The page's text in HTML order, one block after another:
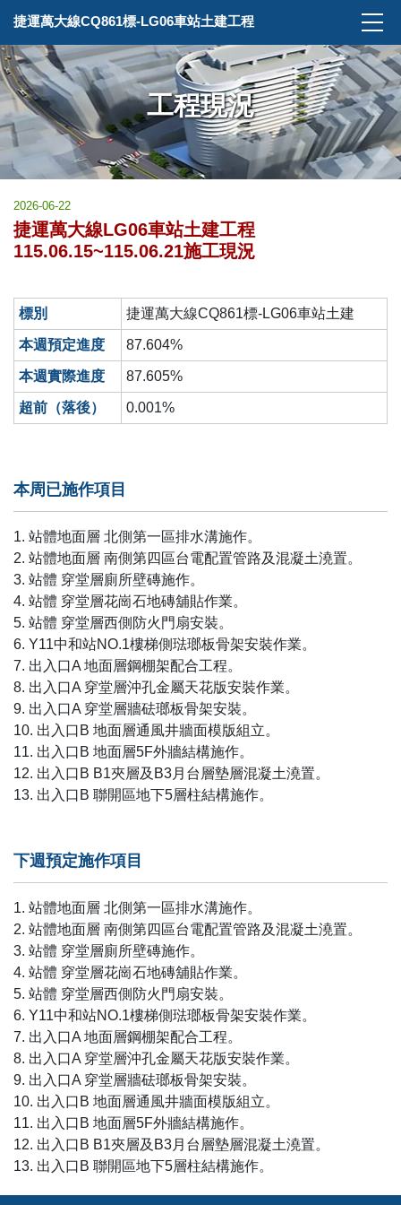
捷運萬大線CQ861標-LG06車站土建工程
工程現況
2026-06-22
捷運萬大線LG06車站土建工程
115.06.15~115.06.21施工現況
標別 捷運萬大線CQ861標-LG06車站土建
本週預定進度 87.604%
本週實際進度 87.605%
超前（落後） 0.001%
本周已施作項目
1. 站體地面層 北側第一區排水溝施作。
2. 站體地面層 南側第四區台電配置管路及混凝土澆置。
3. 站體 穿堂層廁所壁磚施作。
4. 站體 穿堂層花崗石地磚舖貼作業。
5. 站體 穿堂層西側防火門扇安裝。
6. Y11中和站NO.1樓梯側琺瑯板骨架安裝作業。
7. 出入口A 地面層鋼棚架配合工程。
8. 出入口A 穿堂層沖孔金屬天花版安裝作業。
9. 出入口A 穿堂層牆砝瑯板骨架安裝。
10. 出入口B 地面層通風井牆面模版組立。
11. 出入口B 地面層5F外牆結構施作。
12. 出入口B B1夾層及B3月台層墊層混凝土澆置。
13. 出入口B 聯開區地下5層柱結構施作。
下週預定施作項目
1. 站體地面層 北側第一區排水溝施作。
2. 站體地面層 南側第四區台電配置管路及混凝土澆置。
3. 站體 穿堂層廁所壁磚施作。
4. 站體 穿堂層花崗石地磚舖貼作業。
5. 站體 穿堂層西側防火門扇安裝。
6. Y11中和站NO.1樓梯側琺瑯板骨架安裝作業。
7. 出入口A 地面層鋼棚架配合工程。
8. 出入口A 穿堂層沖孔金屬天花版安裝作業。
9. 出入口A 穿堂層牆砝瑯板骨架安裝。
10. 出入口B 地面層通風井牆面模版組立。
11. 出入口B 地面層5F外牆結構施作。
12. 出入口B B1夾層及B3月台層墊層混凝土澆置。
13. 出入口B 聯開區地下5層柱結構施作。